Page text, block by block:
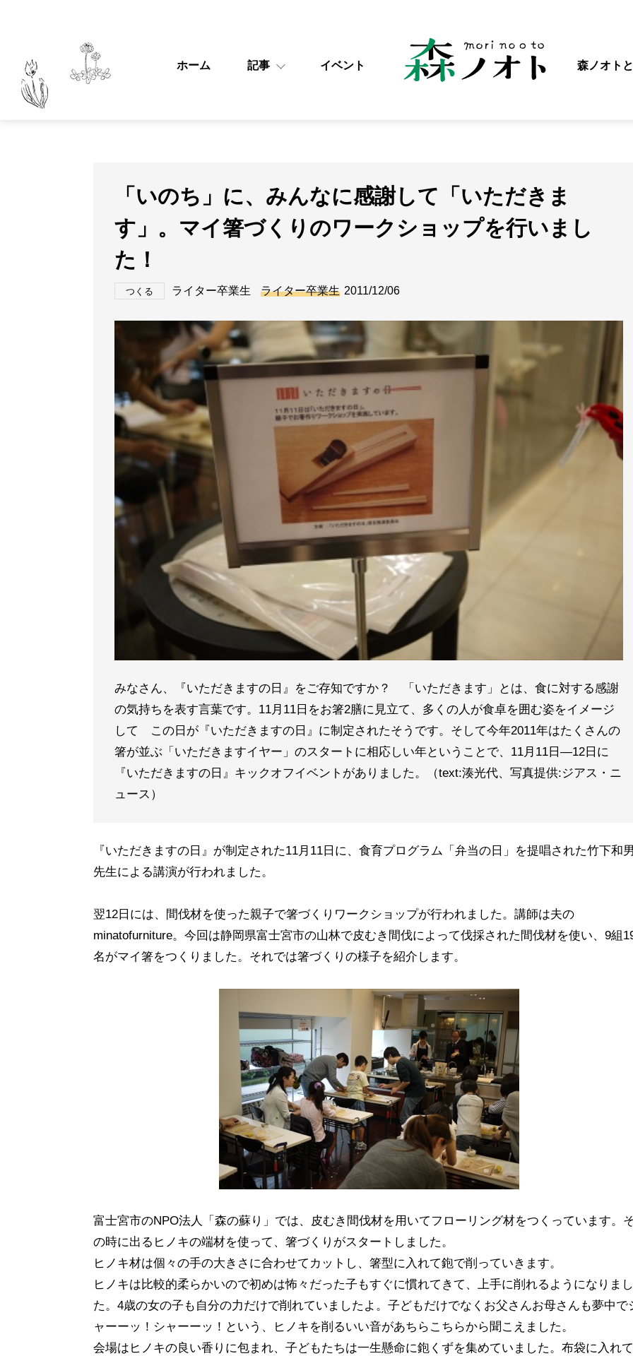
ホーム 記事 イベント 森ノオト
「いのち」に、みんなに感謝して「いただきま
す」。マイ箸づくりのワークショップを行いまし
た！
つくる ライター卒業生 ライター卒業生 2011/12/06
みなさん、『いただきますの日』をご存知ですか？ 「いただきます」とは、食に対する感謝
の気持ちを表す言葉です。11月11日をお箸2膳に見立て、多くの人が食卓を囲む姿をイメージ
して この日が『いただきますの日』に制定されたそうです。そして今年2011年はたくさんの
箸が並ぶ「いただきますイヤー」のスタートに相応しい年ということで、11月11日—12日に
『いただきますの日』キックオフイベントがありました。（text:湊光代、写真提供:ジアス・ニ
ュース）
『いただきますの日』が制定された11月11日に、食育プログラム「弁当の日」を提唱された竹下和
先生による講演が行われました。
翌12日には、間伐材を使った親子で箸づくりワークショップが行われました。講師は夫の
minatofurniture。今回は静岡県富士宮市の山林で皮むき間伐によって伐採された間伐材を使い、9組
名がマイ箸をつくりました。それでは箸づくりの様子を紹介します。
富士宮市のNPO法人「森の蘇り」では、皮むき間伐材を用いてフローリング材をつくっています。
の時に出るヒノキの端材を使って、箸づくりがスタートしました。
ヒノキ材は個々の手の大きさに合わせてカットし、箸型に入れて鉋で削っていきます。
ヒノキは比較的柔らかいので初めは怖々だった子もすぐに慣れてきて、上手に削れるようになりまし
た。4歳の女の子も自分の力だけで削れていましたよ。子どもだけでなくお父さんお母さんも夢中で
ャーーッ！シャーーッ！という、ヒノキを削るいい音があちらこちらから聞こえました。
会場はヒノキの良い香りに包まれ、子どもたちは一生懸命に鉋くずを集めていました。布袋に入れて